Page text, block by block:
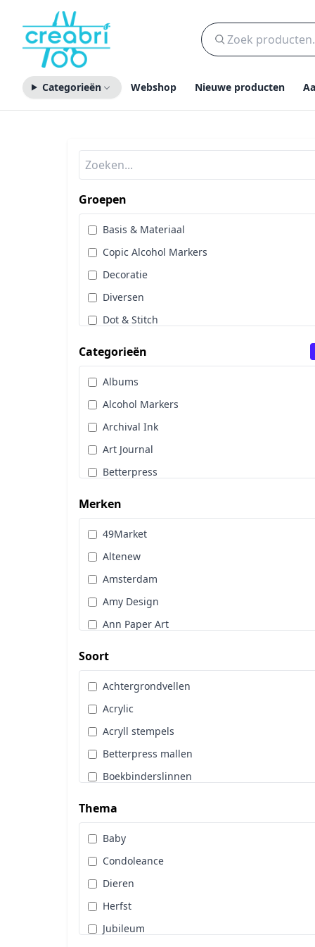
Categorieën Webshop Nieuwe producten
Groepen
Basis & Materiaal
Copic Alcohol Markers
Decoratie
Diversen
Dot & Stitch
Sale
Stans, Embos & Stencils
Stempels
Workshoppakket
Pan Pastel
Categorieën
Albums
Alcohol Markers
Archival Ink
Art Journal
Betterpress
Brads
Cadence
Designpapier
Distress Oxide Spray
Distress Spritz
Divers
Dot & Do
Embossingpoeder
Embosssingfolder
Enveloppen
Gereedschappen
Hangers
Hobbytijdschrift
Inkt
Kleurpotloden
Knipvellen
Lijm & Tape
Linnenkarton
Lint
Merken
49Market
Altenew
Amsterdam
Amy Design
Ann Paper Art
Art Impressions
Art Journaling
Berrie's Beauties
By Karin Joan
Cadence
Card Deco
CarlijnDesign
Copic
Craft & You
Crealies
Soort
Achtergrondvellen
Acrylic
Acryll stempels
Betterpress mallen
Boekbinderslinnen
Cards Only
Diamond Paint
Diversen
Glitters
Hobbydots
Hoeken en Randen
Thema
Baby
Condoleance
Dieren
Herfst
Jubileum